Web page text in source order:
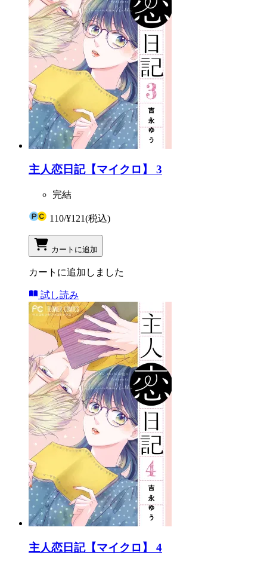
主人恋日記【マイクロ】 3
完結
110/¥121(税込)
カートに追加
カートに追加しました
試し読み
主人恋日記【マイクロ】 4